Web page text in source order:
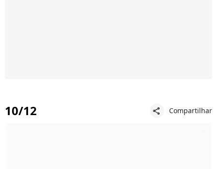
10/12 share Compartilhar